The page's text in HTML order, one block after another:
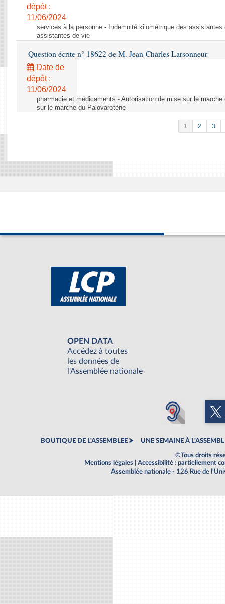
dépôt :
11/06/2024
services à la personne - Indemnité kilométrique des
assistantes de vie
Question écrite n° 18622 de M. Jean-Charles Larsonneur
Date de
dépôt :
11/06/2024
pharmacie et médicaments - Autorisation de mise sur le
sur le marche du Palovarotène
1 2 3
OPEN DATA
Accédez à toutes
les données de
l'Assemblée nationale
BOUTIQUE DE L'ASSEMBLEE UNE SEMAINE À
©Tous droits
Mentions légales
Accessibilité : partiellement
Assemblée nationale - 126 Rue de